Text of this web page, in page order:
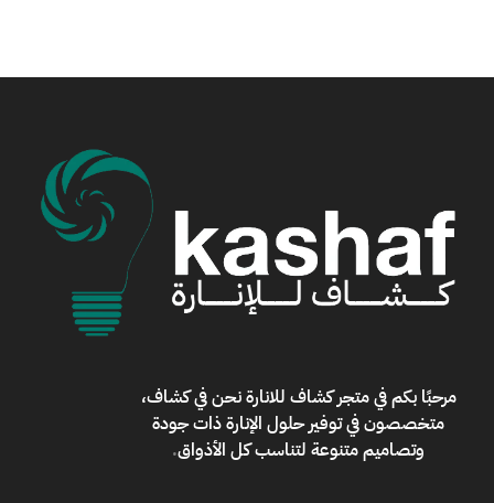
مرحبًا بكم فيمتجر كشاف للانارةنحن في كشاف،
متخصصون في توفير حلول الإنارة ذات جودة
وتصاميم متنوعة لتناسب كل الأذواق.